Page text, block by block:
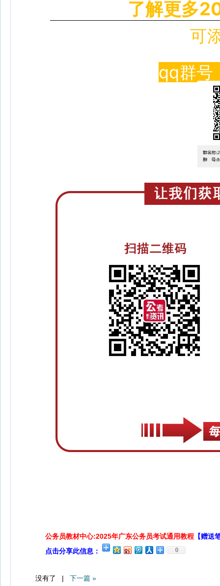
了解更多
可
qq群
公务员教材中心:2025年广东公务员考试通用教程 【赠送
点击分享此信息：
0
没有了 | 下一篇 »